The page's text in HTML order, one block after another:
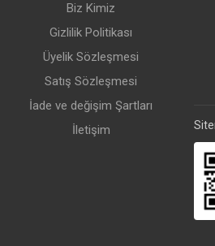
Biz Kimiz
Gizlilik Politikası
Üyelik Sözleşmesi
Satış Sözleşmesi
İade ve değişim Şartları
İletişim